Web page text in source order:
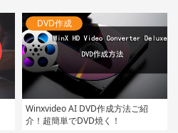
DVD作成
Winxvideo AI DVD作成方法ご紹
介！超簡単でDVD焼く！